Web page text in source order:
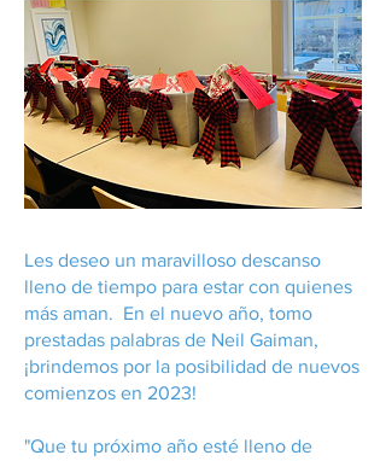
Les deseo un maravilloso descanso
lleno de tiempo para estar con quienes
más aman. En el nuevo año, tomo
prestadas palabras de Neil Gaiman,
¡brindemos por la posibilidad de nuevos
comienzos en 2023!
"Que tu próximo año esté lleno de